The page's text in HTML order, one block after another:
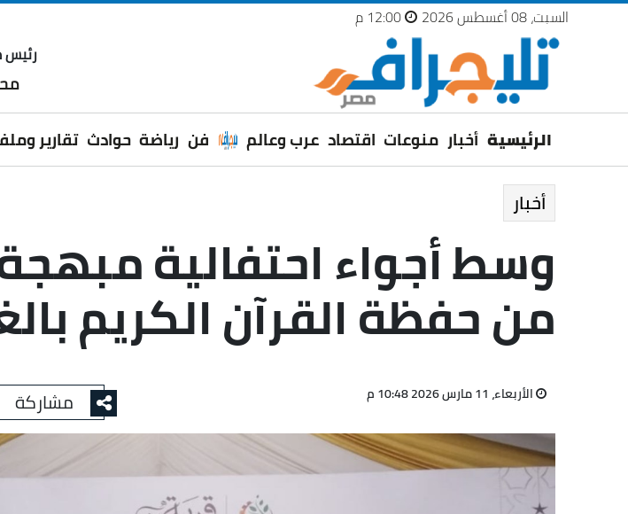
السبت، 08 أغسطس 2026
12:00 م
رئيس
الرئيسية أخبار منوعات اقتصاد عرب وعالم فن رياضة حوادث تقارير
أخبار
من حفظة القرآن الكريم
الأربعاء، 11 مارس 2026 10:48 م مشاركة